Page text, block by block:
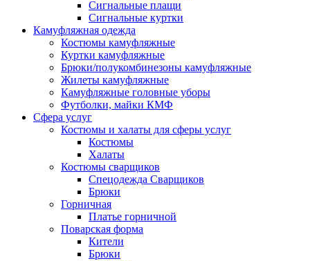
Сигнальные плащи
Сигнальные куртки
Камуфляжная одежда
Костюмы камуфляжные
Куртки камуфляжные
Брюки/полукомбинезоны камуфляжные
Жилеты камуфляжные
Камуфляжные головные уборы
Футболки, майки КМФ
Сфера услуг
Костюмы и халаты для сферы услуг
Костюмы
Халаты
Костюмы сварщиков
Спецодежда Сварщиков
Брюки
Горничная
Платье горничной
Поварская форма
Кители
Брюки